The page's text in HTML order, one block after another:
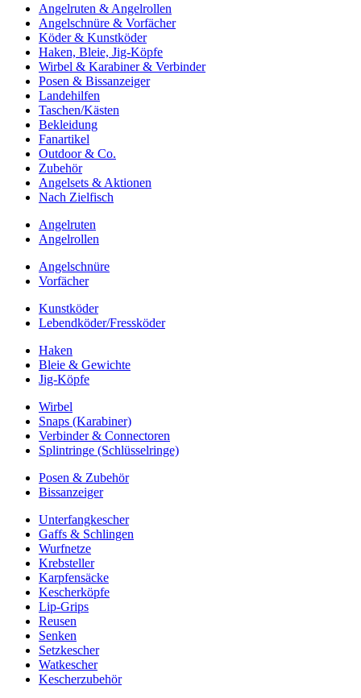
Angelruten & Angelrollen
Angelschnüre & Vorfächer
Köder & Kunstköder
Haken, Bleie, Jig-Köpfe
Wirbel & Karabiner & Verbinder
Posen & Bissanzeiger
Landehilfen
Taschen/Kästen
Bekleidung
Fanartikel
Outdoor & Co.
Zubehör
Angelsets & Aktionen
Nach Zielfisch
Angelruten
Angelrollen
Angelschnüre
Vorfächer
Kunstköder
Lebendköder/Fressköder
Haken
Bleie & Gewichte
Jig-Köpfe
Wirbel
Snaps (Karabiner)
Verbinder & Connectoren
Splintringe (Schlüsselringe)
Posen & Zubehör
Bissanzeiger
Unterfangkescher
Gaffs & Schlingen
Wurfnetze
Krebsteller
Karpfensäcke
Kescherköpfe
Lip-Grips
Reusen
Senken
Setzkescher
Watkescher
Kescherzubehör